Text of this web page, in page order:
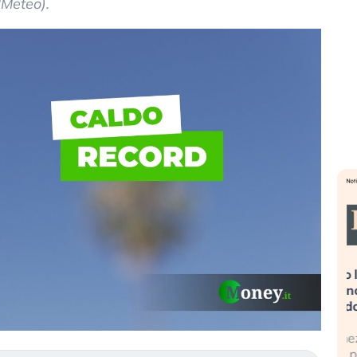
Investitori
lo scoppio
retail (…)
Quando la finanza pesa più
dell’economia reale. L’America sta
ripetendo gli errori del 2008?
sempre più sganciata dall’economia